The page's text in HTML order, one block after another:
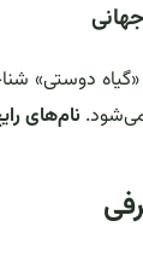
«گیاه دوستی»
می‌شود. نام‌های